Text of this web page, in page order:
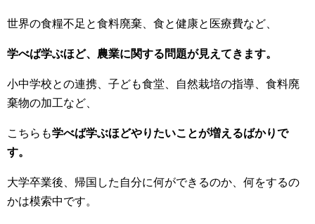
世界の食糧不足と食料廃棄、食と健康と医療費など、
学べば学ぶほど、農業に関する問題が見えてきます。
小中学校との連携、子ども食堂、自然栽培の指導、食料廃
棄物の加工など、
こちらも学べば学ぶほどやりたいことが増えるばかりで
す。
大学卒業後、帰国した自分に何ができるのか、何をするの
かは模索中です。